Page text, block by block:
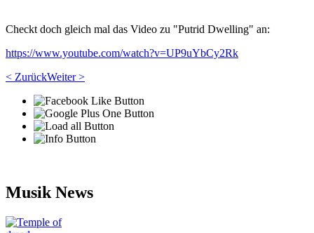
Checkt doch gleich mal das Video zu "Putrid Dwelling" an:
https://www.youtube.com/watch?v=UP9uYbCy2Rk
< ZurückWeiter >
Musik News